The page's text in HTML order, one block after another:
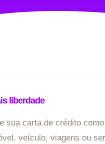
liberdade
sua carta de crédito
veículo, viagens ou